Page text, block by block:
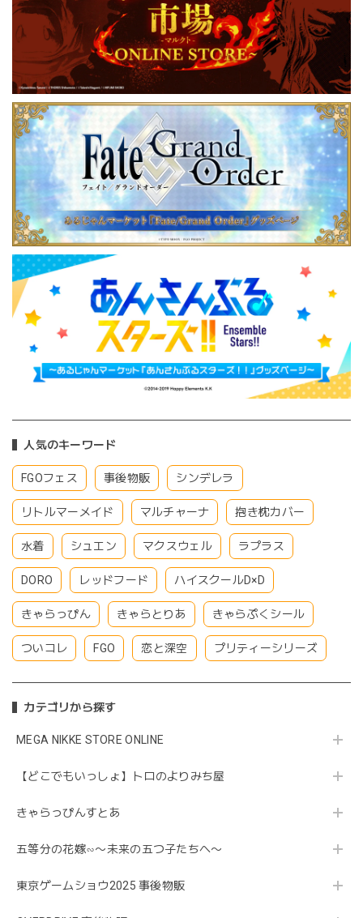
人気のキーワード
FGOフェス 事後物販 シンデレラ
リトルマーメイド マルチャーナ 抱き枕カバー
水着 シュエン マクスウェル ラプラス
DORO レッドフード ハイスクールD×D
きゃらっぴん きゃらとりあ きゃらぷくシール
ついコレ FGO 恋と深空 プリティーシリーズ
カテゴリから探す
MEGA NIKKE STORE ONLINE
【どこでもいっしょ】トロのよりみち屋
きゃらっぴんすとあ
五等分の花嫁∽〜未来の五つ子たちへ〜
東京ゲームショウ2025 事後物販